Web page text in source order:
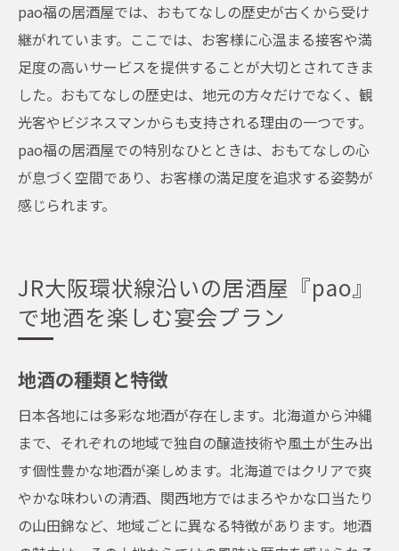
pao福の居酒屋では、おもてなしの歴史が古くから受け
継がれています。ここでは、お客様に心温まる接客や満
足度の高いサービスを提供することが大切とされてきま
した。おもてなしの歴史は、地元の方々だけでなく、観
光客やビジネスマンからも支持される理由の一つです。
pao福の居酒屋での特別なひとときは、おもてなしの心
が息づく空間であり、お客様の満足度を追求する姿勢が
感じられます。
JR大阪環状線沿いの居酒屋『pao』
で地酒を楽しむ宴会プラン
地酒の種類と特徴
日本各地には多彩な地酒が存在します。北海道から沖縄
まで、それぞれの地域で独自の醸造技術や風土が生み出
す個性豊かな地酒が楽しめます。北海道ではクリアで爽
やかな味わいの清酒、関西地方ではまろやかな口当たり
の山田錦など、地域ごとに異なる特徴があります。地酒